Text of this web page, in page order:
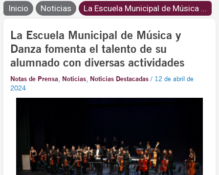
Inicio Noticias La Escuela Municipal de Música ...
La Escuela Municipal de Música y
Danza fomenta el talento de su
alumnado con diversas actividades
Notas de Prensa, Noticias, Noticias Destacadas / 12 de abril de
2024